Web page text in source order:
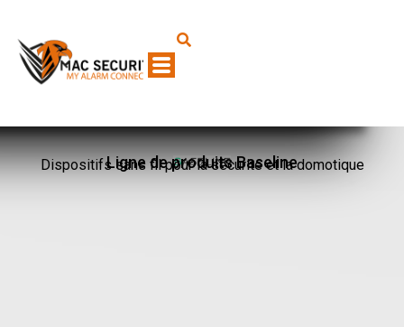
Ligne de produits Baseline
Dispositifs sans fil pour la sécurité et la domotique